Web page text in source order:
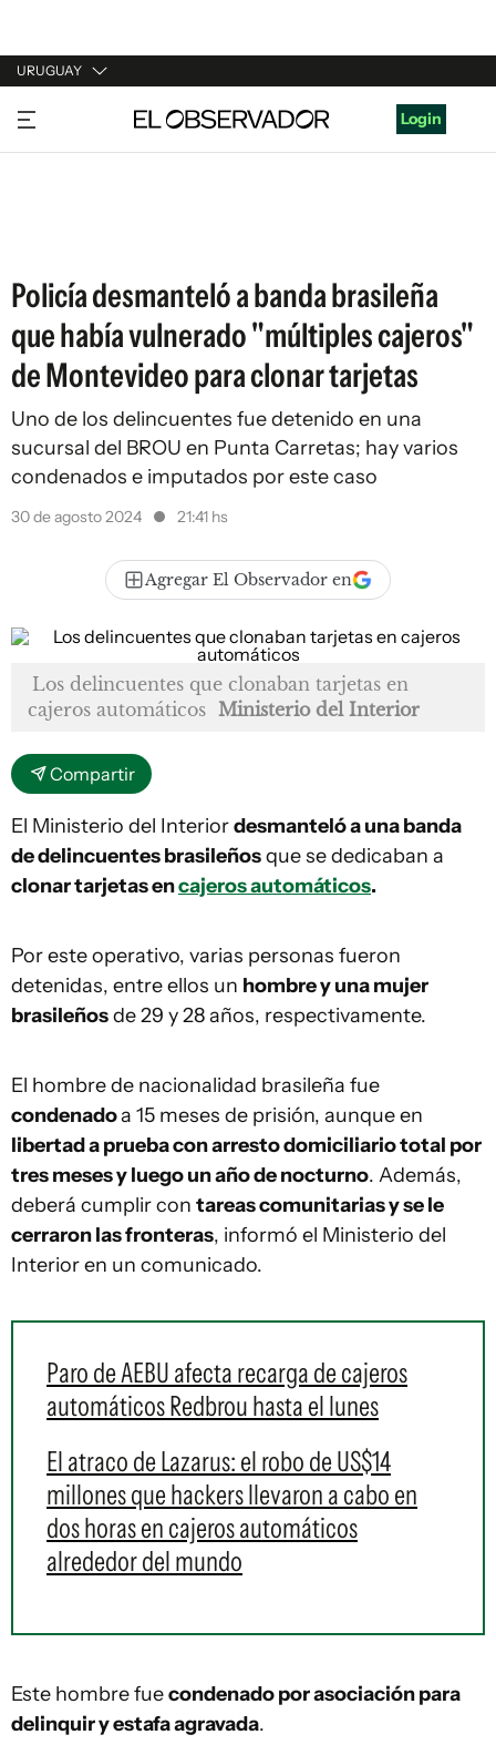
URUGUAY
URUGUAY
ARGENTINA
Login
Policía desmanteló a banda brasileña
que había vulnerado "múltiples cajeros"
de Montevideo para clonar tarjetas
Uno de los delincuentes fue detenido en una
sucursal del BROU en Punta Carretas; hay varios
condenados e imputados por este caso
30 de agosto 2024 21:41 hs
Agregar El Observador en
Los delincuentes que clonaban tarjetas en
cajeros automáticos Ministerio del Interior
Compartir
El Ministerio del Interiordesmanteló a una banda
de delincuentes brasileñosque se dedicaban a
clonar tarjetas encajeros automáticos.
Por este operativo, varias personas fueron
detenidas, entre ellos un hombre y una mujer
brasileñosde 29 y 28 años, respectivamente.
El hombre de nacionalidad brasileña fue
condenadoa 15 meses de prisión, aunque en
libertad a prueba con arresto domiciliario total por
tres meses y luego un año de nocturno. Además,
deberá cumplir con tareas comunitarias y se le
cerraron las fronteras, informó el Ministerio del
Interior en un comunicado.
Paro de AEBU afecta recarga de cajeros
automáticos Redbrou hasta el lunes
El atraco de Lazarus: el robo de US$14
millones que hackers llevaron a cabo en
dos horas en cajeros automáticos
alrededor del mundo
Este hombre fuecondenado por asociación para
delinquir y estafa agravada.